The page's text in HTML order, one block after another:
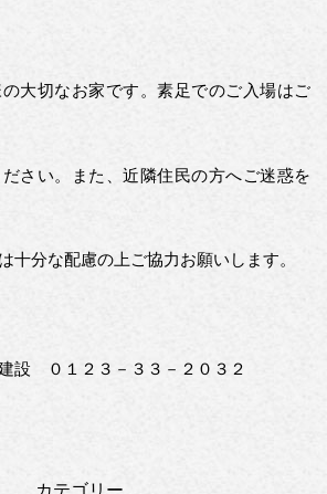
切なお家です。素足でのご入場はご
さい。また、近隣住民の方へご迷惑を
十分な配慮の上ご協力お願いします。
設 ０１２３－３３－２０３２
カテゴリー